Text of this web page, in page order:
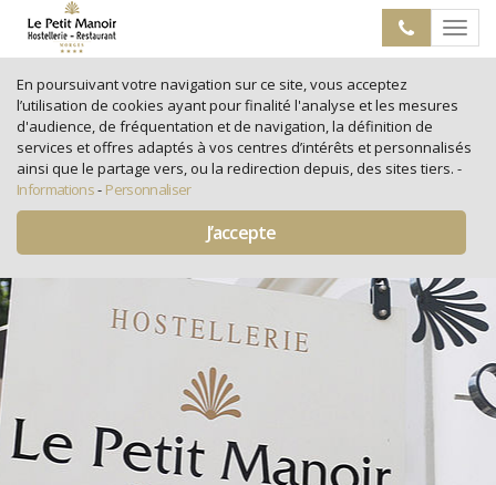
En poursuivant votre navigation sur ce site, vous acceptez
l’utilisation de cookies ayant pour finalité l'analyse et les mesures
d'audience, de fréquentation et de navigation, la définition de
services et offres adaptés à vos centres d’intérêts et personnalisés
ainsi que le partage vers, ou la redirection depuis, des sites tiers. -
Informations- Personnaliser
J’accepte
Toggle